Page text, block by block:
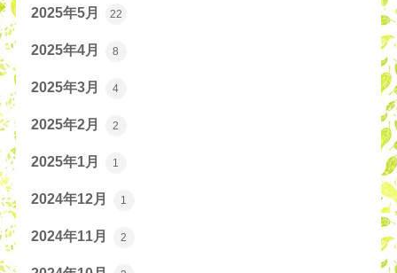
2025年5月 22
2025年4月 8
2025年3月 4
2025年2月 2
2025年1月 1
2024年12月 1
2024年11月 2